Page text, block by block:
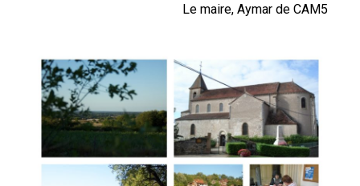
Le maire, Aymar de CAM5